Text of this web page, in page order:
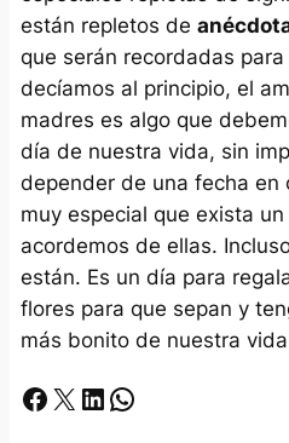
están repletos de
que serán recordadas
decíamos al principio, el
madres es algo que
día de nuestra vida, sin
depender de una fecha en
muy especial que exista
acordemos de ellas.
están. Es un día para
flores para que sepan y
más bonito de nuestra
Facebook X LinkedIn Whatsapp